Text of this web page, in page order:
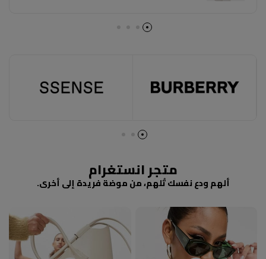
متجر انستغرام
ألهم ودع نفسك تُلهم، من موضة فريدة إلى أخرى.